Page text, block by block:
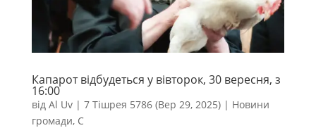
Капарот відбудеться у вівторок, 30 вересня, з
16:00
від Al Uv| 7 Тішрея 5786 (Вер 29, 2025)| Новини
громади, С